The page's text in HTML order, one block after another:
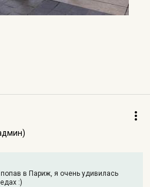
в Париж, я очень удивилась
:)